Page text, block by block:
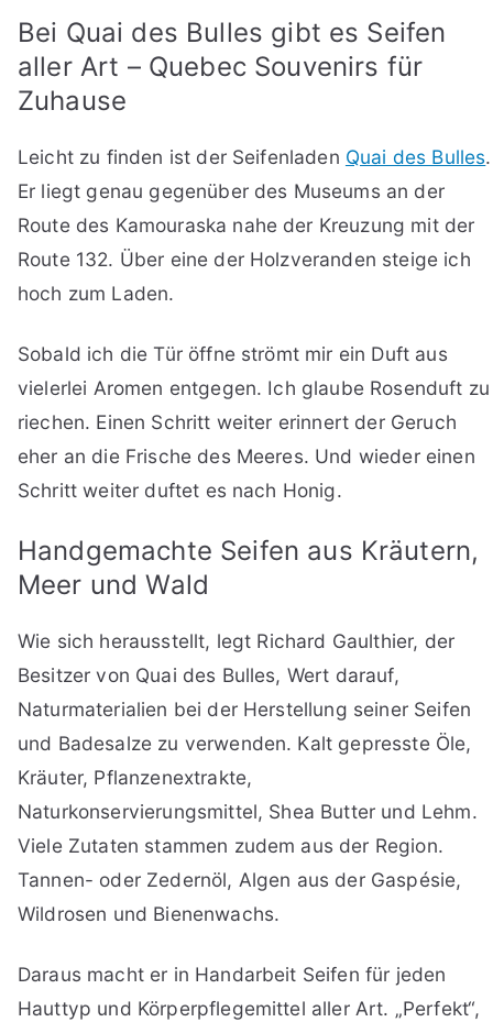
Bei Quai des Bulles gibt es Seifen
aller Art – Quebec Souvenirs für
Zuhause
Leicht zu finden ist der Seifenladen Quai des Bulles.
Er liegt genau gegenüber des Museums an der
Route des Kamouraska nahe der Kreuzung mit der
Route 132. Über eine der Holzveranden steige ich
hoch zum Laden.
Sobald ich die Tür öffne strömt mir ein Duft aus
vielerlei Aromen entgegen. Ich glaube Rosenduft zu
riechen. Einen Schritt weiter erinnert der Geruch
eher an die Frische des Meeres. Und wieder einen
Schritt weiter duftet es nach Honig.
Handgemachte Seifen aus Kräutern,
Meer und Wald
Wie sich herausstellt, legt Richard Gaulthier, der
Besitzer von Quai des Bulles, Wert darauf,
Naturmaterialien bei der Herstellung seiner Seifen
und Badesalze zu verwenden. Kalt gepresste Öle,
Kräuter, Pflanzenextrakte,
Naturkonservierungsmittel, Shea Butter und Lehm.
Viele Zutaten stammen zudem aus der Region.
Tannen- oder Zedernöl, Algen aus der Gaspésie,
Wildrosen und Bienenwachs.
Daraus macht er in Handarbeit Seifen für jeden
Hauttyp und Körperpflegemittel aller Art. „Perfekt“,